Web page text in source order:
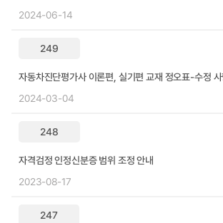
2024-06-14
249
자동차진단평가사 이론편, 실기편 교재 정오표-수정
2024-03-04
248
자격검정 인정신분증 범위 조정 안내
2023-08-17
247